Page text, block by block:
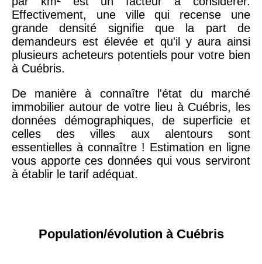
Effectivement, une ville qui recense une
grande densité signifie que la part de
demandeurs est élevée et qu'il y aura ainsi
plusieurs acheteurs potentiels pour votre bien
à Cuébris.
De manière à connaître l'état du marché
immobilier autour de votre lieu à Cuébris, les
données démographiques, de superficie et
celles des villes aux alentours sont
essentielles à connaître ! Estimation en ligne
vous apporte ces données qui vous serviront
à établir le tarif adéquat.
Population/évolution à Cuébris